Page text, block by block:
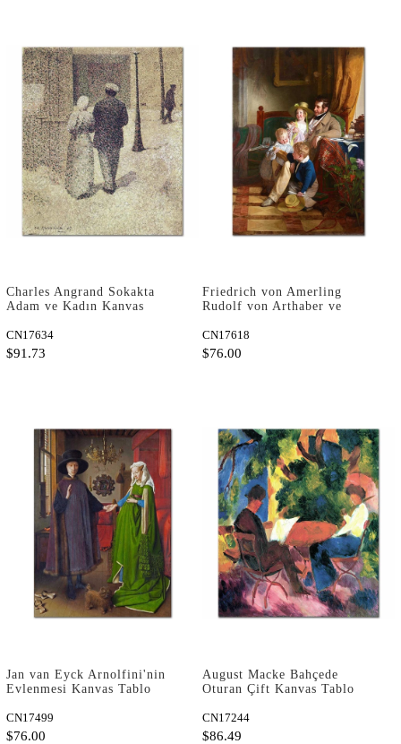
Charles Angrand Sokakta
Adam ve Kadın Kanvas
CN17634
$91.73
Friedrich von Amerling
Rudolf von Arthaber ve
CN17618
$76.00
Jan van Eyck Arnolfini'nin
Evlenmesi Kanvas Tablo
CN17499
$76.00
August Macke Bahçede
Oturan Çift Kanvas Tablo
CN17244
$86.49